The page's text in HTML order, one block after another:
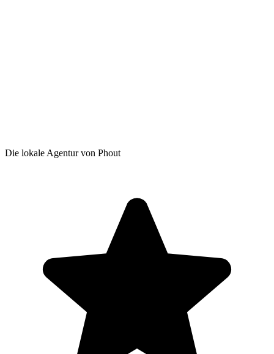
Die lokale Agentur von Phout